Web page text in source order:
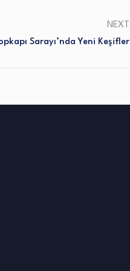
NEXT
Sarayı’nda Yeni Keşifler